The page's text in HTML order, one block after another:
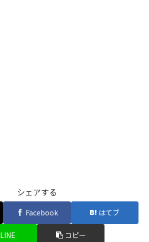
シェアする
Facebook はてブ
LINE コピー